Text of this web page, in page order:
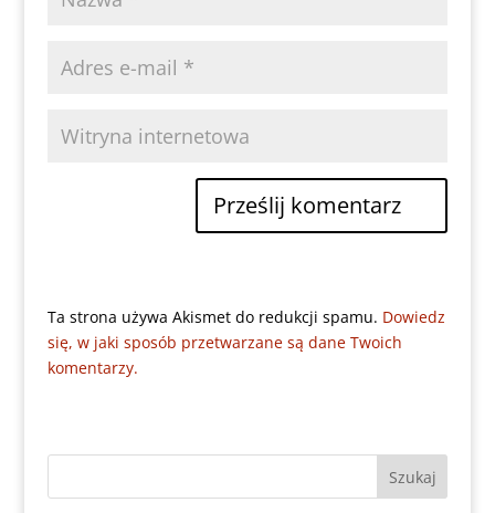
Ta strona używa Akismet do redukcji spamu. Dowiedz
się, w jaki sposób przetwarzane są dane Twoich
komentarzy.